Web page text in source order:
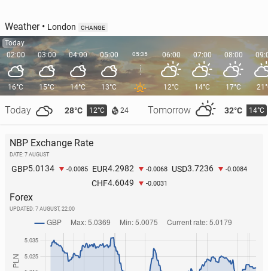
Weather• London CHANGE
Today
02:00
16°C
Today 28°C 12°C 24 Tomorrow 32°C 14°C
03:00
15°C
04:00
14°C
05:00
13°C
05:35 06:00
12°C
07:00
14°C
08:00
17°C
NBP Exchange Rate
DATE: 7 AUGUST
GBP5.0134 -0.0085 EUR4.2982 -0.0068 USD3.7236 -0.0084
CHF4.6049 -0.0031
Forex
UPDATED: 7 AUGUST, 22:00